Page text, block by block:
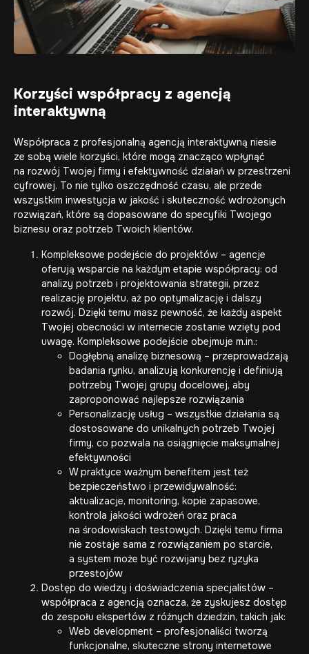
Korzyści współpracy z agencją
interaktywną
Współpraca z profesjonalną agencją interaktywną niesie
ze sobą wiele korzyści, które mogą znacząco wpłynąć
na rozwój Twojej firmy i efektywność działań w przestrzeni
cyfrowej. To nie tylko oszczędność czasu, ale przede
wszystkim inwestycja w jakość i skuteczność wdrożonych
rozwiązań, które są dopasowane do specyfiki Twojego
biznesu oraz potrzeb Twoich klientów.
Kompleksowe podejście do projektów – agencje
oferują wsparcie na każdym etapie współpracy: od
analizy potrzeb i projektowania strategii, przez
realizację projektu, aż po optymalizację i dalszy
rozwój. Dzięki temu masz pewność, że każdy aspekt
Twojej obecności w internecie zostanie wzięty pod
uwagę. Kompleksowe podejście obejmuje m.in.:
Dogłębną analizę biznesową – przeprowadzają
badania rynku, analizują konkurencję i definiują
potrzeby Twojej grupy docelowej, aby
zaproponować najlepsze rozwiązania
Personalizację usług – wszystkie działania są
dostosowane do unikalnych potrzeb Twojej
firmy, co pozwala na osiągnięcie maksymalnej
efektywności
W praktyce ważnym benefitem jest też
bezpieczeństwo i przewidywalność:
aktualizacje, monitoring, kopie zapasowe,
kontrola jakości wdrożeń oraz praca
na środowiskach testowych. Dzięki temu firma
nie zostaje sama z rozwiązaniem po starcie,
a system może być rozwijany bez ryzyka
przestojów
Dostęp do wiedzy i doświadczenia specjalistów –
współpraca z agencją oznacza, że zyskujesz dostęp
do zespołu ekspertów z różnych dziedzin, takich jak:
Web development – profesjonaliści tworzą
funkcjonalne, skuteczne strony internetowe